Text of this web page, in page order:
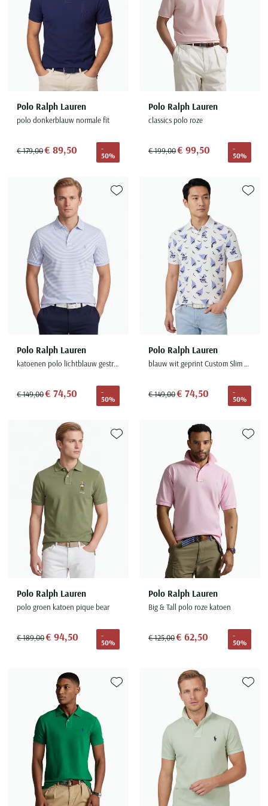
Seidensticker
Slater
State of Art
Superdry
Tenson
Thomas Maine
Tommy Hilfiger
UBR
Vanguard
Wellington of Billmore
William Lockie
Xacus
Alle merken
Polo Ralph Lauren
polo donkerblauw normale fit
€ 179,00€ 89,50
-
50%
Polo Ralph Lauren
classics polo roze
€ 199,00€ 99,50
-
50%
Polo Ralph Lauren
katoenen polo lichtblauw gestreept
€ 149,00€ 74,50
-
50%
Toevoegen aan favorieten
Polo Ralph Lauren
blauw wit geprint Custom Slim Fit
€ 149,00€ 74,50
-
50%
Polo Ralph Lauren
polo groen katoen pique bear
€ 189,00€ 94,50
-
50%
Toevoegen aan favorieten
Polo Ralph Lauren
Big & Tall polo roze katoen
€ 125,00€ 62,50
-
50%
Toevoegen aan favorieten